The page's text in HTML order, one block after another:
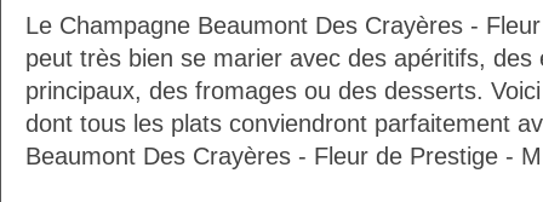
Le Champagne Beaumont Des Crayères -
peut très bien se marier avec des apéritifs, des
principaux, des fromages ou des desserts.
dont tous les plats conviendront parfaitement
Beaumont Des Crayères - Fleur de Prestige -